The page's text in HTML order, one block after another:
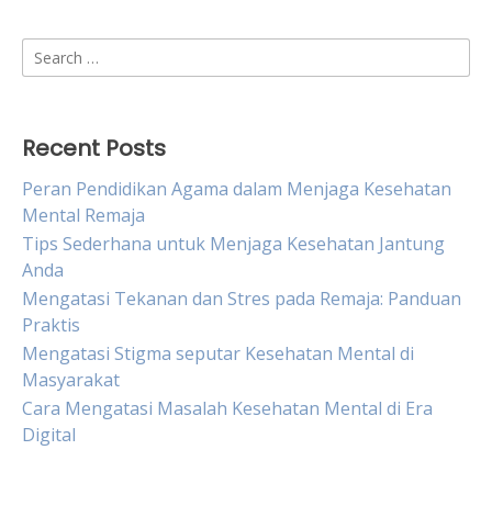
Search
for:
Recent Posts
Peran Pendidikan Agama dalam Menjaga Kesehatan
Mental Remaja
Tips Sederhana untuk Menjaga Kesehatan Jantung
Anda
Mengatasi Tekanan dan Stres pada Remaja: Panduan
Praktis
Mengatasi Stigma seputar Kesehatan Mental di
Masyarakat
Cara Mengatasi Masalah Kesehatan Mental di Era
Digital